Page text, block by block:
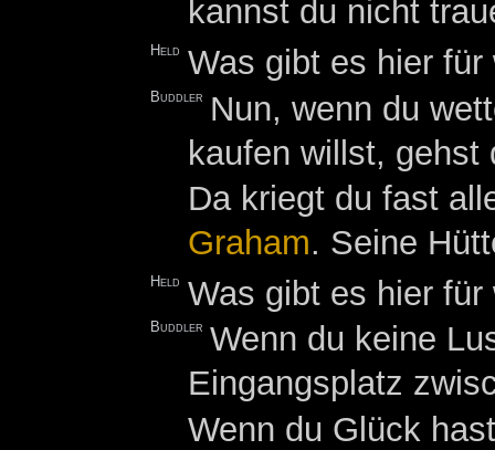
kannst du nicht
Held Was gibt es hier
Buddler
Nun, wenn du
kaufen willst,
Da kriegt du fast
Graham. Seine
Held Was gibt es hier
Buddler Wenn du keine
Eingangsplatz
Wenn du Glück